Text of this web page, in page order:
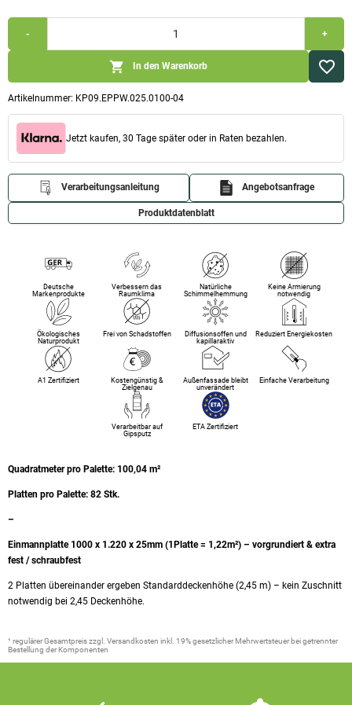
Artikelnummer: KP09.EPPW.025.0100-04
Quadratmeter pro Palette: 100,04 m²
Platten pro Palette: 82 Stk.
–
Einmannplatte 1000 x 1.220 x 25mm (1Platte = 1,22m²) – vorgrundiert & extra
fest / schraubfest
2 Platten übereinander ergeben Standarddeckenhöhe (2,45 m) – kein Zuschnitt
notwendig bei 2,45 Deckenhöhe.
-
Palette
extra-
fest
(1.000x1.220x25mm)
Menge
+
In den Warenkorb
¹ regulärer Gesamtpreis zzgl. Versandkosten inkl. 19% gesetzlicher Mehrwertsteuer bei getrennter
Bestellung der Komponenten
Jetzt kaufen, 30 Tage später oder in Raten bezahlen.
Deutsche
Markenprodukte
Verbessern das
Raumklima
Natürliche
Schimmelhemmung
Keine Armierung
notwendig
Ökologisches
Naturprodukt
Frei von Schadstoffen
Diffusionsoffen und
kapillaraktiv
Reduziert Energiekosten
A1 Zertifiziert
Kostengünstig &
Zielgenau
Außenfassade bleibt
unverändert
Einfache Verarbeitung
Verarbeitbar auf
Gipsputz
ETA Zertifiziert
Verarbeitungsanleitung Angebotsanfrage
Produktdatenblatt